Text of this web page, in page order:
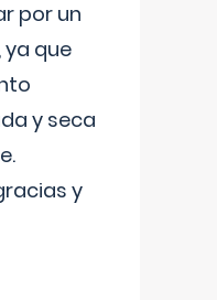
por un
que
y seca
y